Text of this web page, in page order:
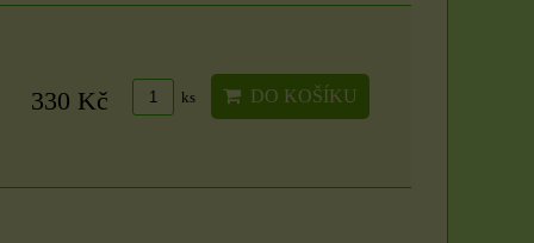
330 Kč ks DO KOŠÍKU
Organzové sáčky 5 x
Svíčka - velikost,
výběru